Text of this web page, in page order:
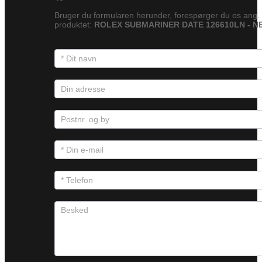
Bruger du formularen herunder, forespørger du os ang.
produktet: ROLEX SUBMARINER DATE 126610LN -